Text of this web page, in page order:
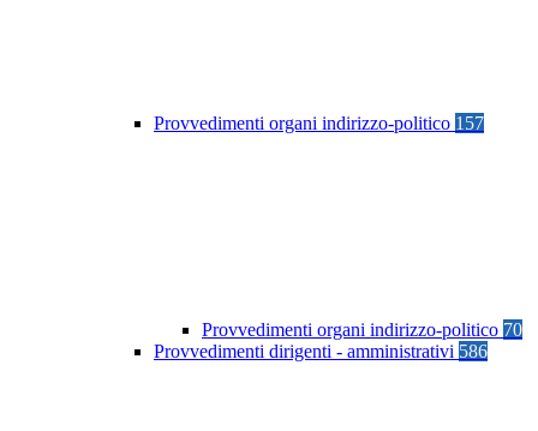
Provvedimenti organi indirizzo-politico 157
Provvedimenti organi indirizzo-politico 70
Provvedimenti dirigenti - amministrativi 586